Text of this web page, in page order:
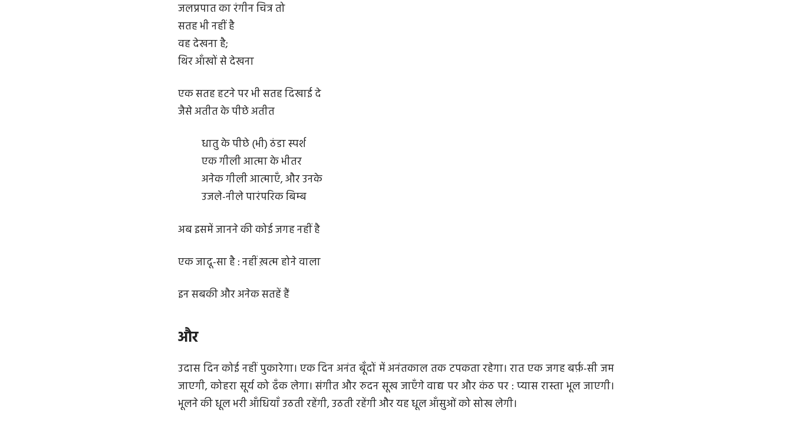
जलप्रपात का रंगीन चित्र तो
सतह भी नहीं है
वह देखना है;
थिर आँखों से देखना
एक सतह हटने पर भी सतह दिखाई दे
जैसे अतीत के पीछे अतीत
धातु के पीछे (भी) ठंडा स्पर्श
एक गीली आत्मा के भीतर
अनेक गीली आत्माएँ, और उनके
उजले-नीले पारंपरिक बिम्ब
अब इसमें जानने की कोई जगह नहीं है
एक जादू-सा है : नहीं ख़त्म होने वाला
इन सबकी और अनेक सतहें हैं
और
उदास दिन कोई नहीं पुकारेगा। एक दिन अनंत बूँदों में अनंतकाल तक टपकता रहेगा। रात एक जगह बर्फ़-सी जम
जाएगी, कोहरा सूर्य को ढँक लेगा। संगीत और रुदन सूख जाएँगे वाद्य पर और कंठ पर : प्यास रास्ता भूल जाएगी।
भूलने की धूल भरी आँधियाँ उठती रहेंगी, उठती रहेंगी और यह धूल आँसुओं को सोख लेगी।